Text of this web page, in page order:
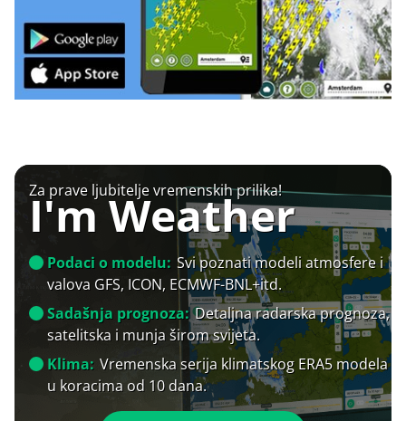
Za prave ljubitelje vremenskih prilika!
I'm Weather
Podaci o modelu: Svi poznati modeli atmosfere i
valova GFS, ICON, ECMWF-BNL+itd.
Sadašnja prognoza: Detaljna radarska prognoza,
satelitska i munja širom svijeta.
Klima: Vremenska serija klimatskog ERA5 modela
u koracima od 10 dana.